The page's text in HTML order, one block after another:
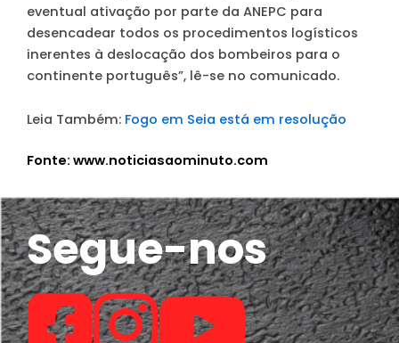
eventual ativação por parte da ANEPC para
desencadear todos os procedimentos logísticos
inerentes à deslocação dos bombeiros para o
continente português”, lê-se no comunicado.
Leia Também: Fogo em Seia está em resolução
Fonte: www.noticiasaominuto.com
Segue-nos